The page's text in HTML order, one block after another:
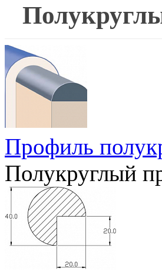
Профиль
Полукруглый